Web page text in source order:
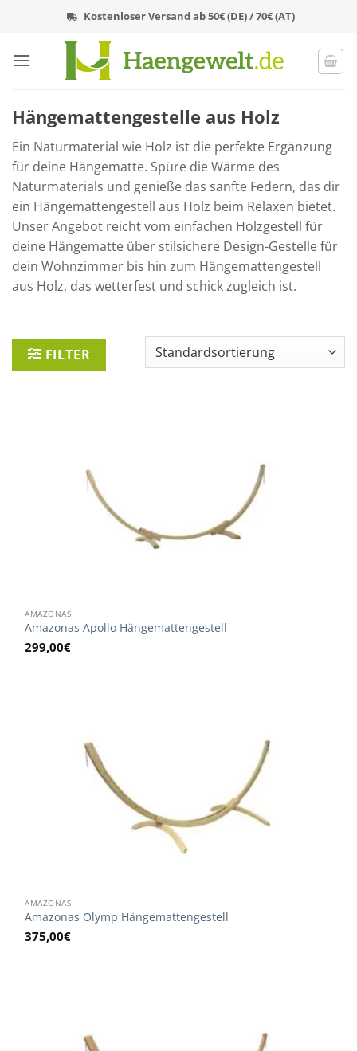
Kostenloser Versand ab 50€ (DE) / 70€ (AT)
Hängemattengestelle aus Holz
Ein Naturmaterial wie Holz ist die perfekte Ergänzung
für deine Hängematte. Spüre die Wärme des
Naturmaterials und genieße das sanfte Federn, das dir
ein Hängemattengestell aus Holz beim Relaxen bietet.
Unser Angebot reicht vom einfachen Holzgestell für
deine Hängematte über stilsichere Design-Gestelle für
dein Wohnzimmer bis hin zum Hängemattengestell
aus Holz, das wetterfest und schick zugleich ist.
FILTER
AMAZONAS
Amazonas Apollo Hängemattengestell
299,00€
AMAZONAS
Amazonas Olymp Hängemattengestell
375,00€